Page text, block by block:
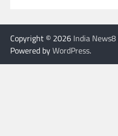
Copyright © 2026 India News8
Powered byWordPress.